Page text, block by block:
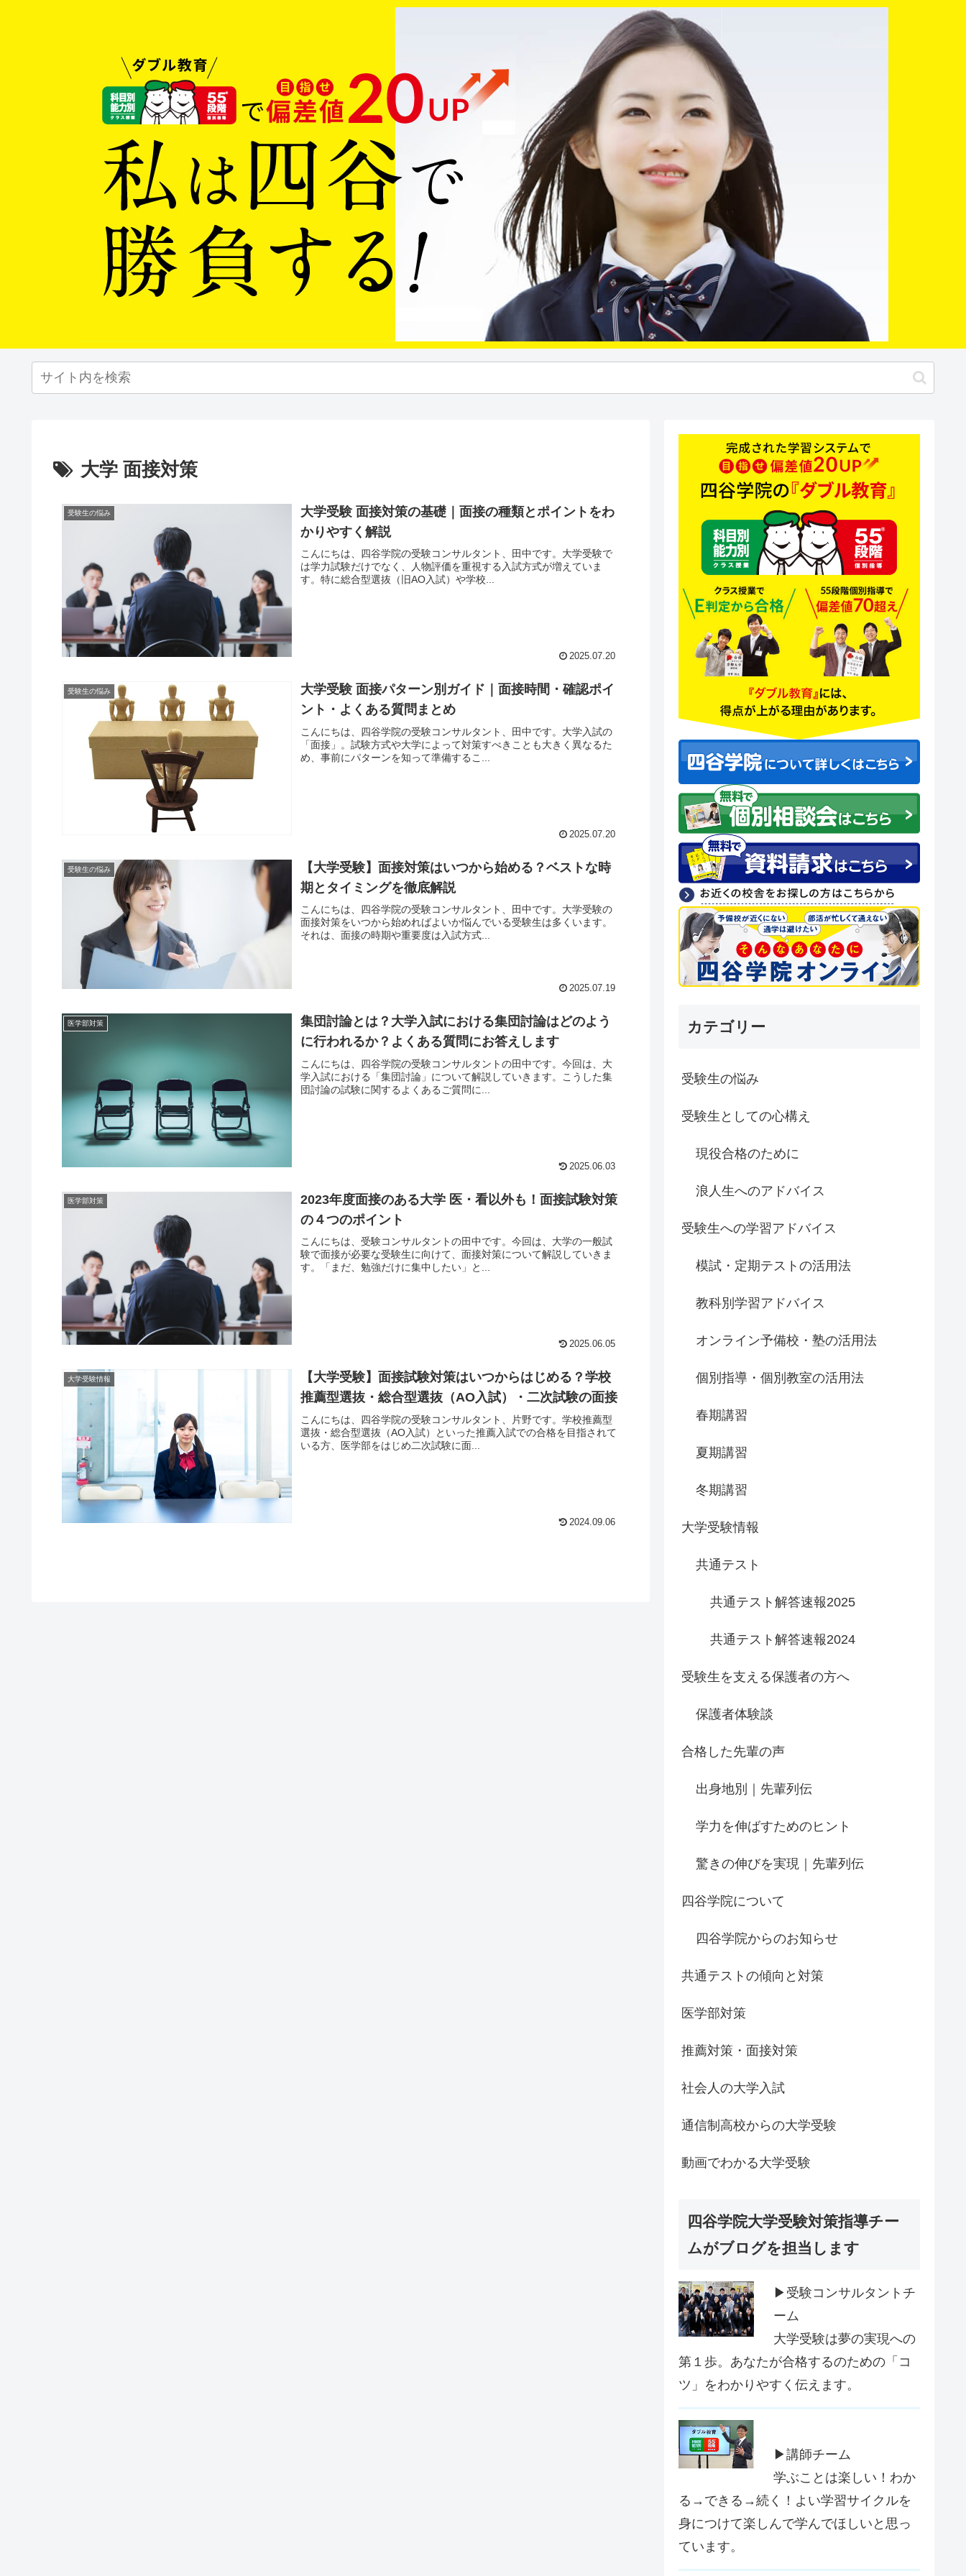
大学 面接対策
受験生の悩み
大学受験 面接対策の基礎｜面接の種類とポイントをわ
かりやすく解説
こんにちは、四谷学院の受験コンサルタント、田中です。大学受験で
は学力試験だけでなく、人物評価を重視する入試方式が増えていま
す。特に総合型選抜（旧AO入試）や学校...
2025.07.20
受験生の悩み
大学受験 面接パターン別ガイド｜面接時間・確認ポイ
ント・よくある質問まとめ
こんにちは、四谷学院の受験コンサルタント、田中です。大学入試の
「面接」。試験方式や大学によって対策すべきことも大きく異なるた
め、事前にパターンを知って準備するこ...
2025.07.20
受験生の悩み
【大学受験】面接対策はいつから始める？ベストな時
期とタイミングを徹底解説
こんにちは、四谷学院の受験コンサルタント、田中です。大学受験の
面接対策をいつから始めればよいか悩んでいる受験生は多くいます。
それは、面接の時期や重要度は入試方式...
2025.07.19
医学部対策
集団討論とは？大学入試における集団討論はどのよう
に行われるか？よくある質問にお答えします
こんにちは、四谷学院の受験コンサルタントの田中です。今回は、大
学入試における「集団討論」について解説していきます。こうした集
団討論の試験に関するよくあるご質問に...
2025.06.03
医学部対策
2023年度面接のある大学 医・看以外も！面接試験対策
の４つのポイント
こんにちは、受験コンサルタントの田中です。今回は、大学の一般試
験で面接が必要な受験生に向けて、面接対策について解説していきま
す。「まだ、勉強だけに集中したい」と...
2025.06.05
大学受験情報
【大学受験】面接試験対策はいつからはじめる？学校
推薦型選抜・総合型選抜（AO入試）・二次試験の面接
こんにちは、四谷学院の受験コンサルタント、片野です。学校推薦型
選抜・総合型選抜（AO入試）といった推薦入試での合格を目指されて
いる方、医学部をはじめ二次試験に面...
2024.09.06
カテゴリー
受験生の悩み
受験生としての心構え
現役合格のために
浪人生へのアドバイス
受験生への学習アドバイス
模試・定期テストの活用法
教科別学習アドバイス
オンライン予備校・塾の活用法
個別指導・個別教室の活用法
春期講習
夏期講習
冬期講習
大学受験情報
共通テスト
共通テスト解答速報2025
共通テスト解答速報2024
受験生を支える保護者の方へ
保護者体験談
合格した先輩の声
出身地別｜先輩列伝
学力を伸ばすためのヒント
驚きの伸びを実現｜先輩列伝
四谷学院について
四谷学院からのお知らせ
共通テストの傾向と対策
医学部対策
推薦対策・面接対策
社会人の大学入試
通信制高校からの大学受験
動画でわかる大学受験
四谷学院大学受験対策指導チー
ムがブログを担当します
▶受験コンサルタントチ
ーム
大学受験は夢の実現への
第１歩。あなたが合格するのための「コ
ツ」をわかりやすく伝えます。
▶講師チーム
学ぶことは楽しい！わか
る→できる→続く！よい学習サイクルを
身につけて楽しんで学んでほしいと思っ
ています。